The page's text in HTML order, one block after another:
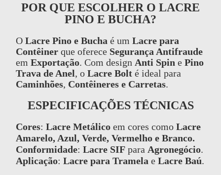
POR QUE ESCOLHER O LACRE
PINO E BUCHA?
O Lacre Pino e Bucha é um Lacre para
Contêiner que oferece Segurança Antifraude
em Exportação. Com design Anti Spin e Pino
Trava de Anel, o Lacre Bolt é ideal para
Caminhões, Contêineres e Carretas.
ESPECIFICAÇÕES TÉCNICAS
Cores: Lacre Metálico em cores como Lacre
Amarelo, Azul, Verde, Vermelho e Branco.
Conformidade: Lacre SIF para Agronegócio.
Aplicação: Lacre para Tramela e Lacre Baú.